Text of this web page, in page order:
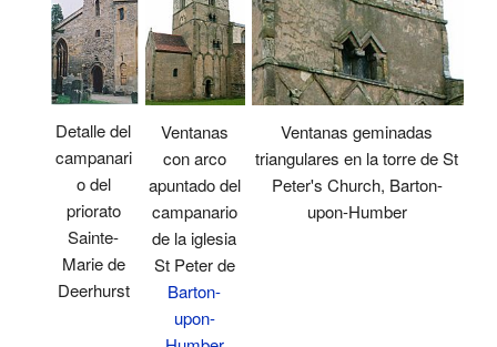
Detalle del
campanari
o del
priorato
Sainte-
Marie de
Deerhurst
Ventanas
con arco
apuntado del
campanario
de la iglesia
St Peter de
Barton-
upon-
Ventanas geminadas
triangulares en la torre de St
Peter's Church, Barton-
upon-Humber